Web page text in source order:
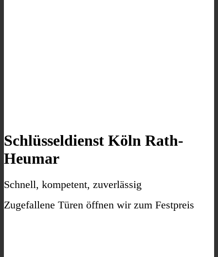
Schlüsseldienst Köln Rath-
Heumar
Schnell, kompetent, zuverlässig
Zugefallene Türen öffnen wir zum Festpreis